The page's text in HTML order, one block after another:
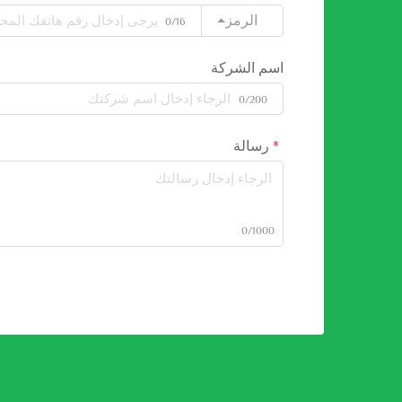
الرمز 0/16
اسم الشركة
0/200
رسالة
0/1000